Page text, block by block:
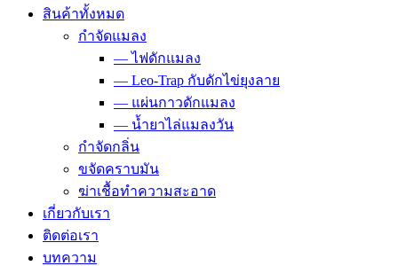
สินค้าทั้งหมด
กำจัดแมลง
— ไฟดักแมลง
— Leo-Trap กับดักไข่ยุงลาย
— แผ่นกาวดักแมลง
— น้ำยาไล่แมลงวัน
กำจัดกลิ่น
ขจัดคราบมัน
ฆ่าเชื้อทำความสะอาด
เกี่ยวกับเรา
ติดต่อเรา
บทความ